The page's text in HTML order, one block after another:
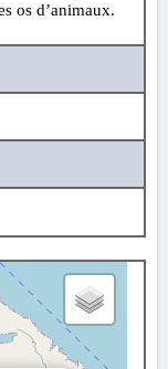
os d’animaux.